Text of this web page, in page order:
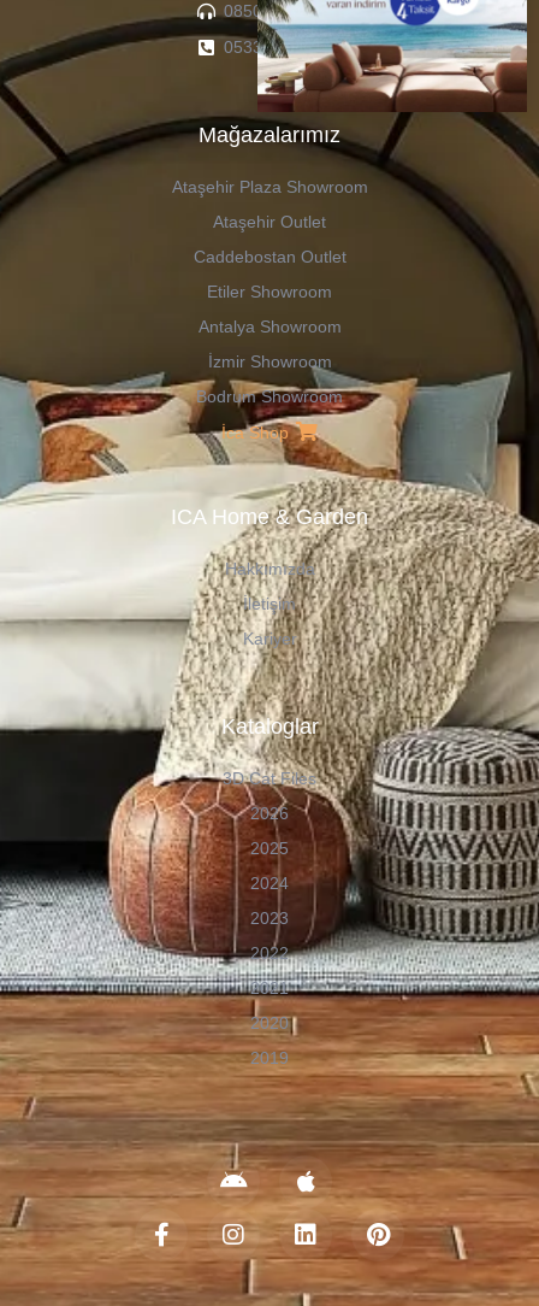
0850 307 04 22
0533 336 71 13
Mağazalarımız
Ataşehir Plaza Showroom
Ataşehir Outlet
Caddebostan Outlet
Etiler Showroom
Antalya Showroom
İzmir Showroom
Bodrum Showroom
İca Shop
ICA Home & Garden
Hakkımızda
İletişim
Kariyer
Kataloglar
3D Cat Files
2026
2025
2024
2023
2022
2021
2020
2019